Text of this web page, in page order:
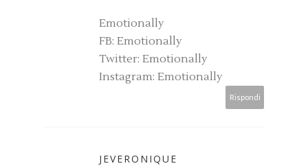
Emotionally
FB: Emotionally
Twitter: Emotionally
Instagram: Emotionally
Rispondi
JEVERONIQUE